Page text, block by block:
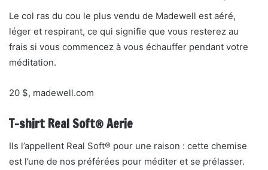
Le col ras du cou le plus vendu de Madewell est aéré,
léger et respirant, ce qui signifie que vous resterez au
frais si vous commencez à vous échauffer pendant votre
méditation.
20 $, madewell.com
T-shirt Real Soft® Aerie
Ils l’appellent Real Soft® pour une raison : cette chemise
est l’une de nos préférées pour méditer et se prélasser.